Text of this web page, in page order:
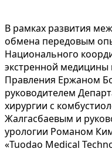
В рамках развития
обмена передовым
Национального
экстренной медицины
Правления Ержаном
руководителем
хирургии с
Жалгасбаевым и
урологии Романом
«Tuodao Medical